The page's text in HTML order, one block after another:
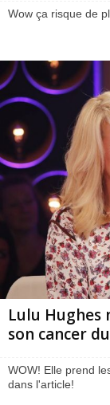
Wow ça risque de
Lulu Hughes
son cancer
WOW! Elle prend
dans l'article!